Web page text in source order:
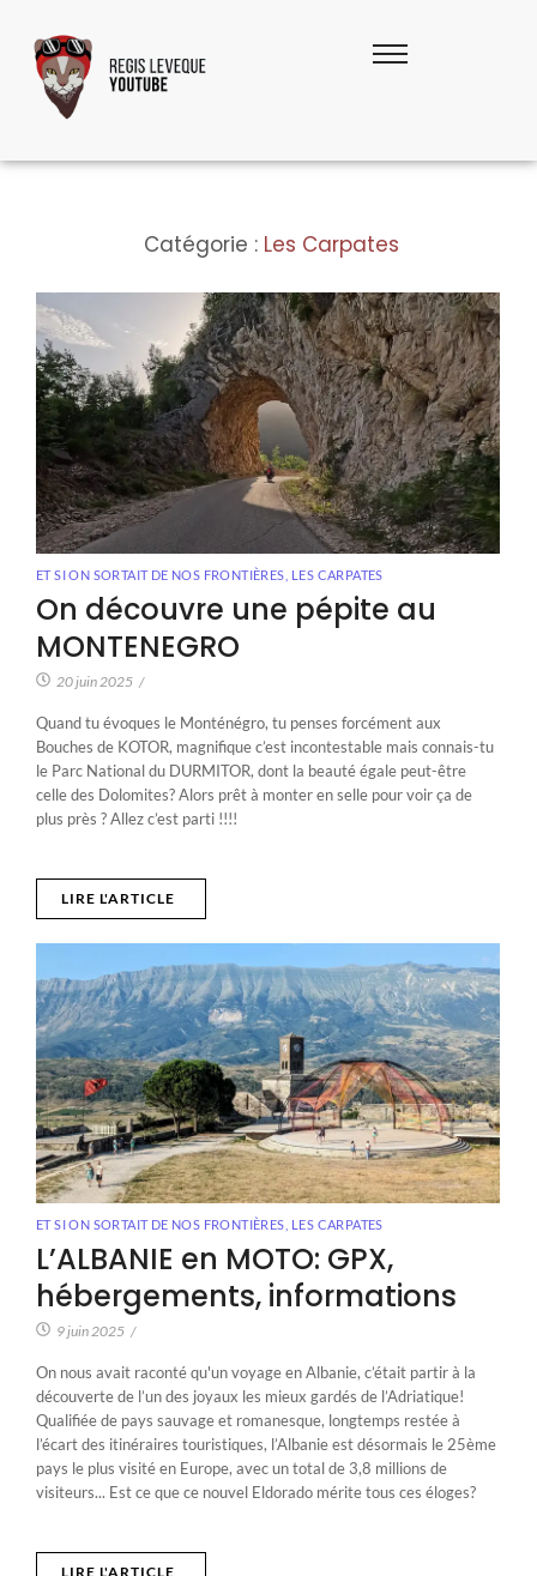
Catégorie : Les Carpates
ET SI ON SORTAIT DE NOS FRONTIÈRES LES CARPATES
On découvre une pépite au
MONTENEGRO
20 juin 2025 /
Quand tu évoques le Monténégro, tu penses forcément aux
Bouches de KOTOR, magnifique c’est incontestable mais connais-tu
le Parc National du DURMITOR, dont la beauté égale peut-être
celle des Dolomites? Alors prêt à monter en selle pour voir ça de
plus près ? Allez c’est parti !!!!
LIRE L'ARTICLE
ET SI ON SORTAIT DE NOS FRONTIÈRES LES CARPATES
L’ALBANIE en MOTO: GPX,
hébergements, informations
9 juin 2025 /
On nous avait raconté qu'un voyage en Albanie, c’était partir à la
découverte de l’un des joyaux les mieux gardés de l’Adriatique!
Qualifiée de pays sauvage et romanesque, longtemps restée à
l’écart des itinéraires touristiques, l’Albanie est désormais le 25ème
pays le plus visité en Europe, avec un total de 3,8 millions de
visiteurs... Est ce que ce nouvel Eldorado mérite tous ces éloges?
LIRE L'ARTICLE